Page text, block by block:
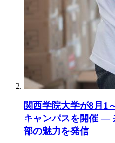
関西学院大学が8月1
キャンパスを開催 ―
部の魅力を発信